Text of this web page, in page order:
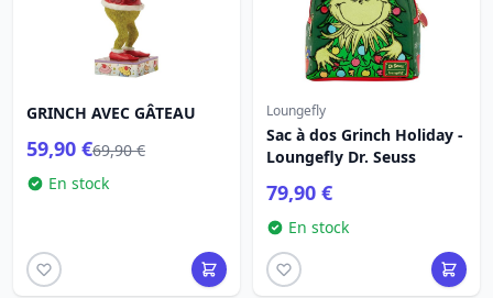
GRINCH AVEC GÂTEAU
59,90 €69,90 €
En stock
Loungefly
Sac à dos Grinch Holiday -
Loungefly Dr. Seuss
79,90 €
En stock